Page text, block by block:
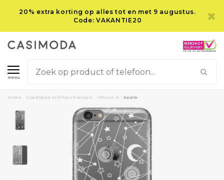
20% extra korting op alles tot en met 9 augustus.
Code: VAKANTIE20
menu
Home Goedkope telefoonhoesjes iPhone 6 Apple